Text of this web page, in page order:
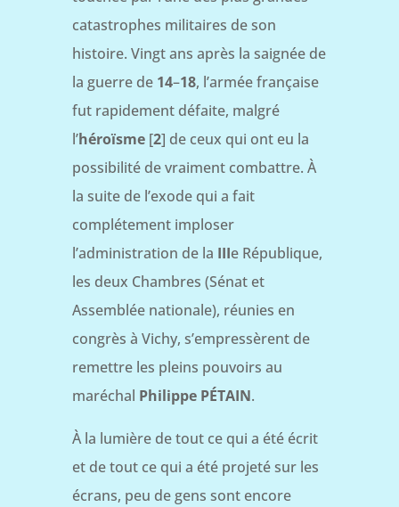
catastrophes militaires de son
histoire. Vingt ans après la saignée de
la guerre de 14–18, l’armée française
fut rapidement défaite, malgré
l’héroïsme[2] de ceux qui ont eu la
possibilité de vraiment combattre. À
la suite de l’exode qui a fait
complétement imploser
l’administration de la IIIe République,
les deux Chambres (Sénat et
Assemblée nationale), réunies en
congrès à Vichy, s’empressèrent de
remettre les pleins pouvoirs au
maréchal Philippe PÉTAIN.
À la lumière de tout ce qui a été écrit
et de tout ce qui a été projeté sur les
écrans, peu de gens sont encore